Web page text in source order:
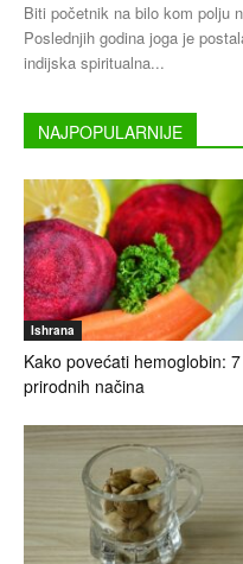
Biti početnik na bilo kom polju
Poslednjih godina joga je
indijska spiritualna...
NAJPOPULARNIJE
Ishrana
Kako povećati hemoglobin: 7
prirodnih načina